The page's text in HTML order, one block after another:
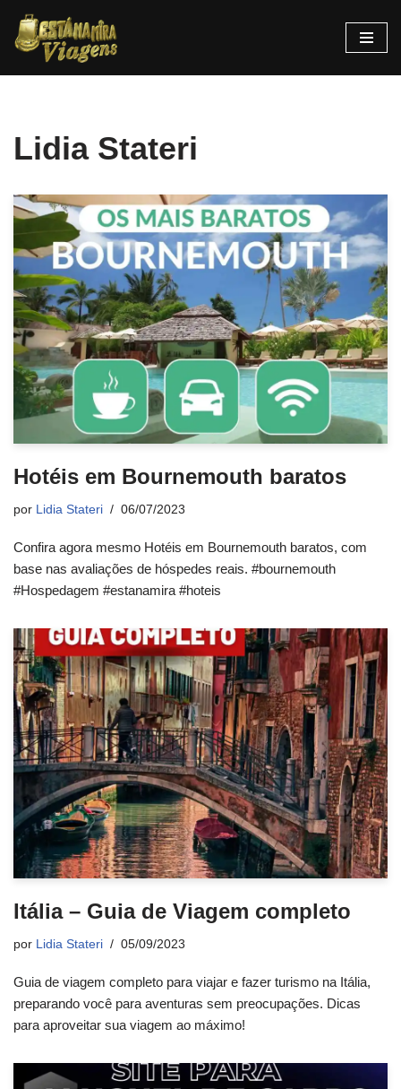
Pular
Lidia Stateri
Hotéis em Bournemouth baratos
por Lidia Stateri 06/07/2023
Confira agora mesmo Hotéis em Bournemouth baratos, com
base nas avaliações de hóspedes reais. #bournemouth
#Hospedagem #estanamira #hoteis
Itália – Guia de Viagem completo
por Lidia Stateri 05/09/2023
Guia de viagem completo para viajar e fazer turismo na Itália,
preparando você para aventuras sem preocupações. Dicas
para aproveitar sua viagem ao máximo!